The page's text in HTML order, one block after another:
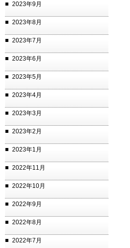
2023年9月
2023年8月
2023年7月
2023年6月
2023年5月
2023年4月
2023年3月
2023年2月
2023年1月
2022年11月
2022年10月
2022年9月
2022年8月
2022年7月